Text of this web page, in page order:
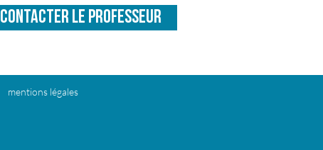
contacter le professeur
mentions légales